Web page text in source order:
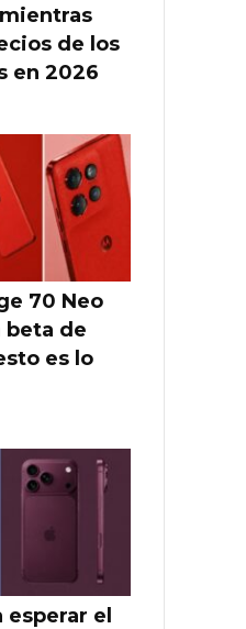
de los
en 2026
70 Neo
beta de
es lo
esperar el